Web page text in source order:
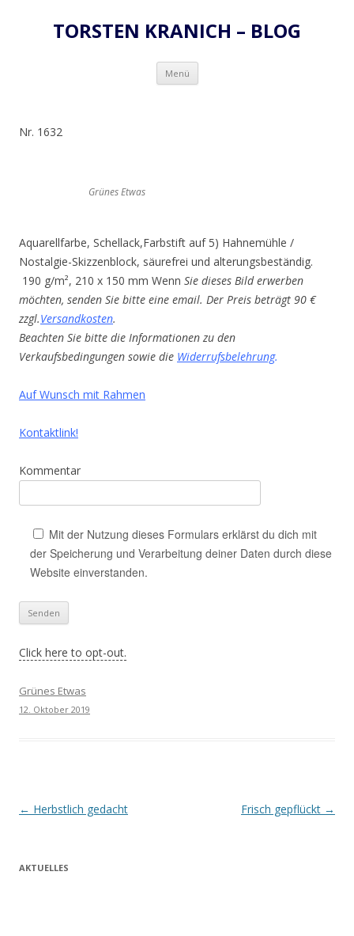
TORSTEN KRANICH – BLOG
Menü Zum
springen
Nr. 1632
Grünes Etwas
Aquarellfarbe, Schellack,Farbstift auf 5) Hahnemühle /
Nostalgie-Skizzenblock, säurefrei und alterungsbeständig.
190 g/m², 210 x 150 mm Wenn Sie dieses Bild erwerben
möchten, senden Sie bitte eine email. Der Preis beträgt 90 €
zzgl.Versandkosten.
Beachten Sie bitte die Informationen zu den
Verkaufsbedingungen sowie die Widerrufsbelehrung.
Auf Wunsch mit Rahmen
Kontaktlink!
Kommentar
Mit der Nutzung dieses Formulars erklärst du dich mit
der Speicherung und Verarbeitung deiner Daten durch diese
Website einverstanden.
Click here to opt-out.
Grünes Etwas
12. Oktober 2019
Beitrags-
← Herbstlich gedacht Frisch gepflückt →
AKTUELLES